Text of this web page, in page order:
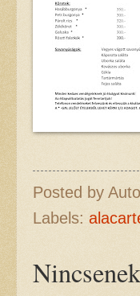
Posted by
Labels: